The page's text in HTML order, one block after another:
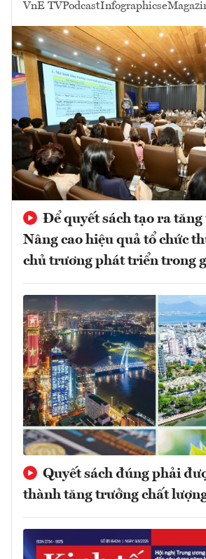
VnE TVPodcastInfographics
Để quyết sách tạo ra
Nâng cao hiệu quả tổ chức
chủ trương phát triển trong
Quyết sách đúng phải
thành tăng trưởng chất